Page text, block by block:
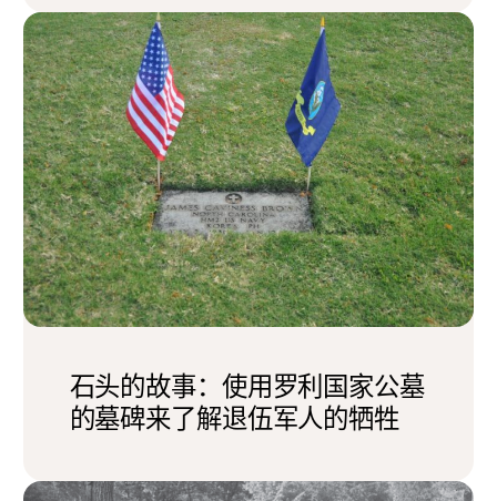
石头的故事：使用罗利国家公墓
的墓碑来了解退伍军人的牺牲